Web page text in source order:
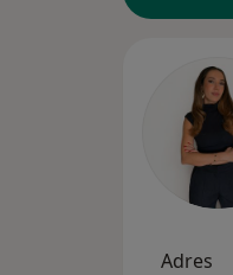
Adres